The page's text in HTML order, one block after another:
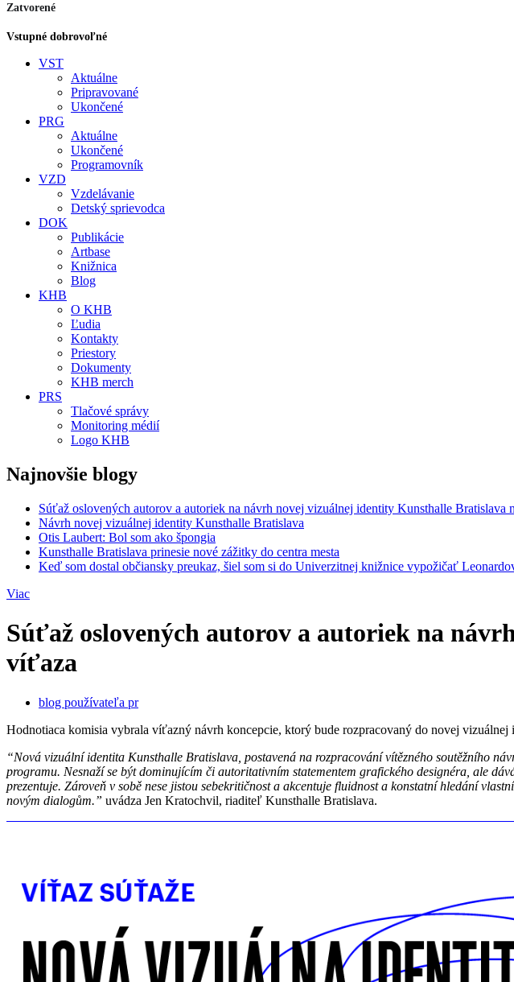
Zatvorené
Vstupné dobrovoľné
VST
Aktuálne
Pripravované
Ukončené
PRG
Aktuálne
Ukončené
Programovník
VZD
Vzdelávanie
Detský sprievodca
DOK
Publikácie
Artbase
Knižnica
Blog
KHB
O KHB
Ľudia
Kontakty
Priestory
Dokumenty
KHB merch
PRS
Tlačové správy
Monitoring médií
Logo KHB
Najnovšie blogy
Súťaž oslovených autorov a autoriek na návrh novej vizuálnej identity Kunsthalle Bratislava
Návrh novej vizuálnej identity Kunsthalle Bratislava
Otis Laubert: Bol som ako špongia
Kunsthalle Bratislava prinesie nové zážitky do centra mesta
Keď som dostal občiansky preukaz, šiel som si do Univerzitnej knižnice vypožičať
Viac
Súťaž oslovených autorov a autoriek na
víťaza
blog používateľa pr
Hodnotiaca komisia vybrala víťazný návrh koncepcie, ktorý bude rozpracovaný do novej
“Nová vizuální identita Kunsthalle Bratislava, postavená na rozpracování vítězného soutěžního
programu. Nesnaží se být dominujícím či autoritativním statementem grafického designéra, ale
prezentuje. Zároveň v sobě nese jistou sebekritičnost a akcentuje fluidnost a konstatní hledání
novým dialogům.” uvádza Jen Kratochvil, riaditeľ Kunsthalle Bratislava.